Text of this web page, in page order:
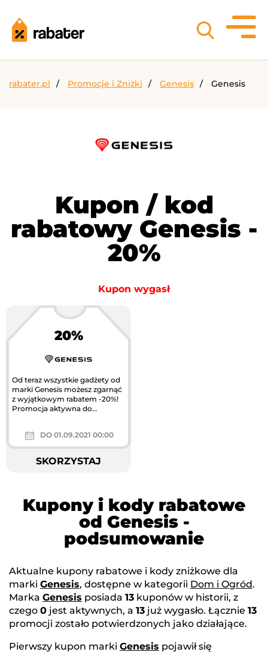
rabater.pl Promocje i Zniżki Genesis Genesis
Kupon / kod
rabatowy Genesis -
20%
Kupon wygasł
20%
Od teraz wszystkie gadżety od
marki Genesis możesz zgarnąć
z wyjątkowym rabatem -20%!
Promocja aktywna do
DO 01.09.2021 00:00
SKORZYSTAJ
Kupony i kody rabatowe
od Genesis -
podsumowanie
Aktualne kupony rabatowe i kody zniżkowe dla
marki Genesis, dostępne w kategorii Dom i Ogród.
Marka Genesis posiada 13 kuponów w historii, z
czego 0 jest aktywnych, a 13 już wygasło. Łącznie 13
promocji zostało potwierdzonych jako działające.
Pierwszy kupon marki Genesis pojawił się